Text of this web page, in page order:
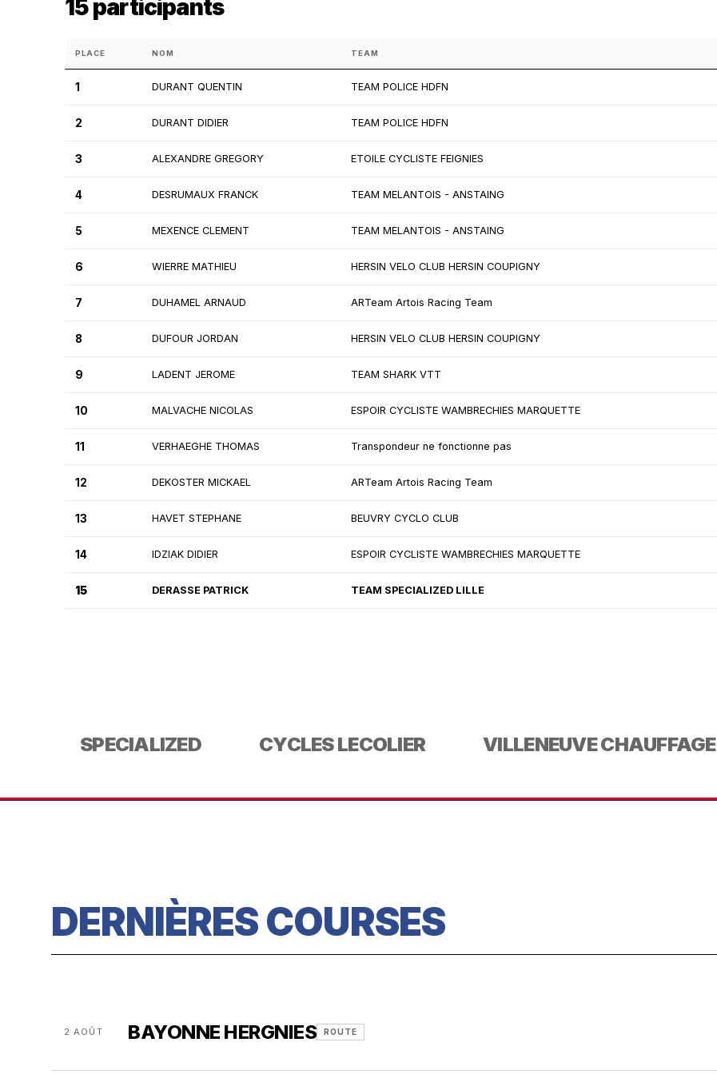
15 participants
PLACE NOM TEAM
1 DURANT QUENTIN TEAM POLICE HDFN
2 DURANT DIDIER TEAM POLICE HDFN
3 ALEXANDRE GREGORY ETOILE CYCLISTE FEIGNIES
4 DESRUMAUX FRANCK TEAM MELANTOIS - ANSTAING
5 MEXENCE CLEMENT TEAM MELANTOIS - ANSTAING
6 WIERRE MATHIEU HERSIN VELO CLUB HERSIN COUPIGNY
7 DUHAMEL ARNAUD ARTeam Artois Racing Team
8 DUFOUR JORDAN HERSIN VELO CLUB HERSIN COUPIGNY
9 LADENT JEROME TEAM SHARK VTT
10 MALVACHE NICOLAS ESPOIR CYCLISTE WAMBRECHIES MARQUETTE
11 VERHAEGHE THOMAS Transpondeur ne fonctionne pas
12 DEKOSTER MICKAEL ARTeam Artois Racing Team
13 HAVET STEPHANE BEUVRY CYCLO CLUB
14 IDZIAK DIDIER ESPOIR CYCLISTE WAMBRECHIES MARQUETTE
15 DERASSE PATRICK TEAM SPECIALIZED LILLE
SPECIALIZED CYCLES LECOLIER VILLENEUVE CHAUFFAGE
DERNIÈRES COURSES
2 AOÛT BAYONNE HERGNIES ROUTE